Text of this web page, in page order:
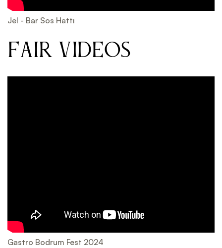
Jel - Bar Sos Hattı
FAIR VIDEOS
Gastro Bodrum Fest 2024